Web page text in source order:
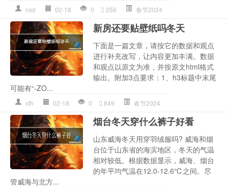
nsd 02-18 0 256 春节2024
新房还要贴壁纸吗冬天
下面是一篇文章，请按它的数据和观点
进行补充改写，让内容更加丰满。数据
和观点以原文为准，并按原文html格式
输出。附加3点要求：1、h3标题中末尾
可能有“-ZO...
xfh 02-18 0 849 春节2024
烟台冬天穿什么裤子好看
山东威海冬天用穿羽绒服吗? 威海和烟
台位于山东省的海滨地区，冬天的气温
相对较低。根据数据显示，威海、烟台
的年平均气温在12.0-12.6℃之间。尽
管威海与北方...